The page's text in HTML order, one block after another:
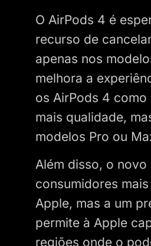
O AirPods 4 é
recurso de
apenas nos
melhora a
os AirPods 4
mais qualidade,
modelos Pro ou
Além disso, o
consumidores
Apple, mas a um
permite à Apple
regiões onde o